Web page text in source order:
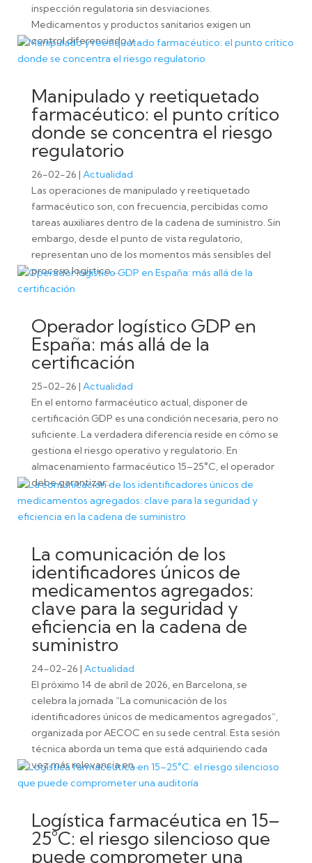
inspección regulatoria sin desviaciones.
Medicamentos y productos sanitarios exigen un
control diferenciado y...
Manipulado y reetiquetado
farmacéutico: el punto crítico
donde se concentra el riesgo
regulatorio
26-02-26 | Actualidad
Las operaciones de manipulado y reetiquetado
farmacéutico son, con frecuencia, percibidas como
tareas auxiliares dentro de la cadena de suministro. Sin
embargo, desde el punto de vista regulatorio,
representan uno de los momentos más sensibles del
proceso logístico....
Operador logístico GDP en
España: más allá de la
certificación
25-02-26 | Actualidad
En el entorno farmacéutico actual, disponer de
certificación GDP es una condición necesaria, pero no
suficiente. La verdadera diferencia reside en cómo se
gestiona el riesgo operativo y regulatorio. En
almacenamiento farmacéutico 15–25°C, el operador
debe garantizar:...
La comunicación de los
identificadores únicos de
medicamentos agregados:
clave para la seguridad y
eficiencia en la cadena de
suministro
24-02-26 | Actualidad
El próximo 14 de abril de 2026, en Barcelona, se
celebra la jornada “La comunicación de los
identificadores únicos de medicamentos agregados”,
organizada por AECOC en su sede central. Esta sesión
técnica aborda un tema que está adquiriendo cada
vez más relevancia en...
Logística farmacéutica en 15–
25°C: el riesgo silencioso que
puede comprometer una